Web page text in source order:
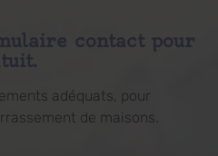
contact pour
adéquats, pour
de maisons.